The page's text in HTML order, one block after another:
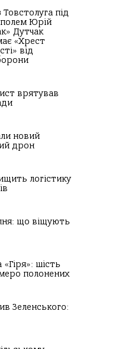
Товстолуга під
Юрій
Дутчак
«Хрест
від
врятував
новий
дрон
логістику
що віщують
шість
полонених
Зеленського: